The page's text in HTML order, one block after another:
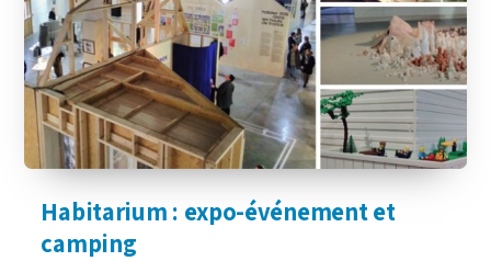
Habitarium : expo-événement et
camping